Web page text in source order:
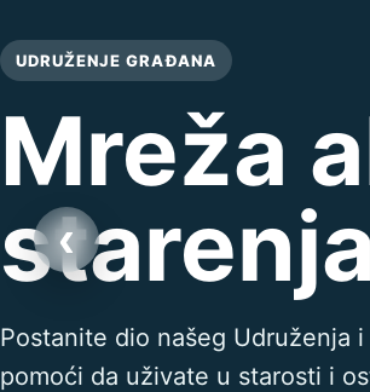
UDRUŽENJE GRAĐANA
Mreža
starenja
Postanite dio našeg Udruženja
pomoći da uživate u starosti i
‹